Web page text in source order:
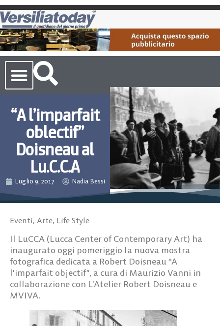
“A l’imparfait
oblectif”
Doisneau al
Lu.C.C.A
Luglio 9, 2017 Nadia Bessi
Eventi, Arte, Life Style
Il LuCCA (Lucca Center of Contemporary Art) ha
inaugurato oggi pomeriggio la nuova mostra
fotografica dedicata a Robert Doisneau “A
l’imparfait objectif”, a cura di Maurizio Vanni in
collaborazione con L’Atelier Robert Doisneau e
MVIVA.